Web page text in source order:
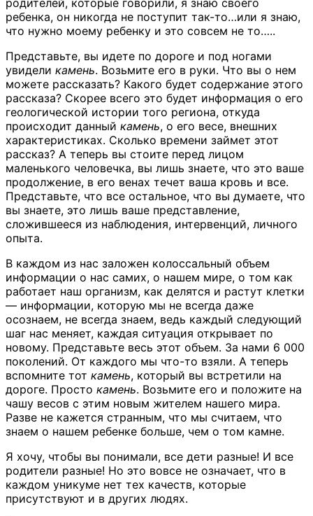
родителей, которые говорили, я знаю своего
ребенка, он никогда не поступит так-то…или я знаю,
что нужно моему ребенку и это совсем не то…..
Представьте, вы идете по дороге и под ногами
увидели камень. Возьмите его в руки. Что вы о нем
можете рассказать? Какого будет содержание этого
рассказа? Скорее всего это будет информация о его
геологической истории того региона, откуда
происходит данный камень, о его весе, внешних
характеристиках. Сколько времени займет этот
рассказ? А теперь вы стоите перед лицом
маленького человечка, вы лишь знаете, что это ваше
продолжение, в его венах течет ваша кровь и все.
Представьте, что все остальное, что вы думаете, что
вы знаете, это лишь ваше представление,
сложившееся из наблюдения, интервенций, личного
опыта.
В каждом из нас заложен колоссальный объем
информации о нас самих, о нашем мире, о том как
работает наш организм, как делятся и растут клетки
— информации, которую мы не всегда даже
осознаем, не всегда знаем, ведь каждый следующий
шаг нас меняет, каждая ситуация открывает по
новому. Представьте весь этот объем. За нами 6 000
поколений. От каждого мы что-то взяли. А теперь
вспомните тот камень, который вы встретили на
дороге. Просто камень. Возьмите его и положите на
чашу весов с этим новым жителем нашего мира.
Разве не кажется странным, что мы считаем, что
знаем о нашем ребенке больше, чем о том камне.
Я хочу, чтобы вы понимали, все дети разные! И все
родители разные! Но это вовсе не означает, что в
каждом уникуме нет тех качеств, которые
присутствуют и в других людях.